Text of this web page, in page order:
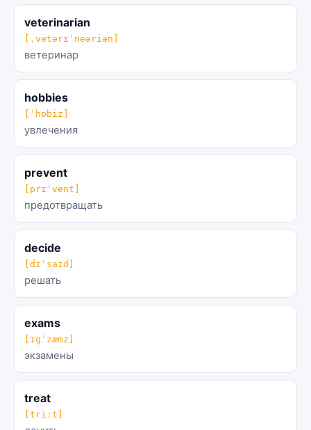
veterinarian
[ˌvetərɪˈneəriən]
ветеринар
hobbies
[ˈhɒbiz]
увлечения
prevent
[prɪˈvent]
предотвращать
decide
[dɪˈsaɪd]
решать
exams
[ɪɡˈzæmz]
экзамены
treat
[triːt]